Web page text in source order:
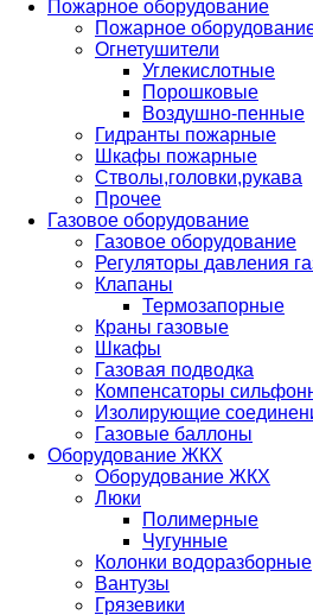
Пожарное оборудование
Пожарное
Огнетушители
Углекислотные
Порошковые
Воздушно-пенные
Гидранты пожарные
Шкафы пожарные
Стволы,головки,рукава
Прочее
Газовое оборудование
Газовое оборудование
Регуляторы давления
Клапаны
Термозапорные
Краны газовые
Шкафы
Газовая подводка
Компенсаторы
Изолирующие
Газовые баллоны
Оборудование ЖКХ
Оборудование ЖКХ
Люки
Полимерные
Чугунные
Колонки водоразборные
Вантузы
Грязевики